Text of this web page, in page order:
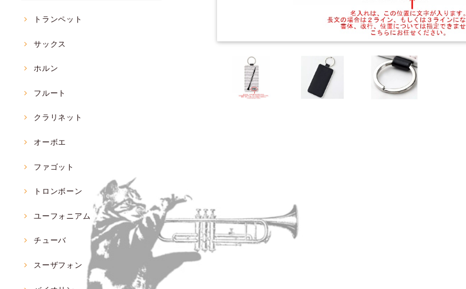
トランペット
サックス
ホルン
フルート
クラリネット
オーボエ
ファゴット
トロンボーン
ユーフォニアム
チューバ
スーザフォン